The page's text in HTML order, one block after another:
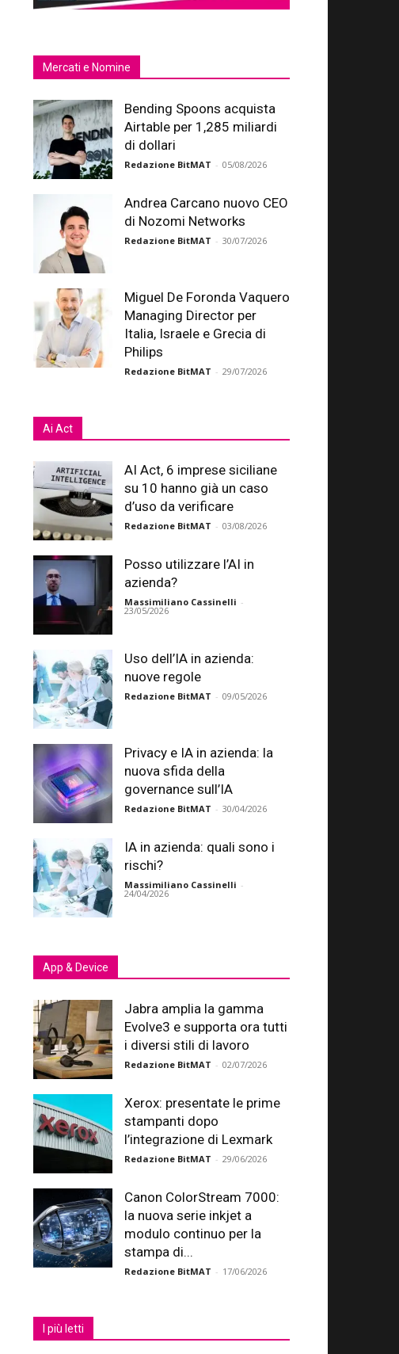
Mercati e Nomine
Bending Spoons acquista
Airtable per 1,285 miliardi
di dollari
Redazione BitMAT - 05/08/2026
Andrea Carcano nuovo CEO
di Nozomi Networks
Redazione BitMAT - 30/07/2026
Miguel De Foronda Vaquero
Managing Director per
Italia, Israele e Grecia di
Philips
Redazione BitMAT - 29/07/2026
Ai Act
AI Act, 6 imprese siciliane
su 10 hanno già un caso
d’uso da verificare
Redazione BitMAT - 03/08/2026
Posso utilizzare l’AI in
azienda?
Massimiliano Cassinelli -
23/05/2026
Uso dell’IA in azienda:
nuove regole
Redazione BitMAT - 09/05/2026
Privacy e IA in azienda: la
nuova sfida della
governance sull’IA
Redazione BitMAT - 30/04/2026
IA in azienda: quali sono i
rischi?
Massimiliano Cassinelli -
24/04/2026
App & Device
Jabra amplia la gamma
Evolve3 e supporta ora tutti
i diversi stili di lavoro
Redazione BitMAT - 02/07/2026
Xerox: presentate le prime
stampanti dopo
l’integrazione di Lexmark
Redazione BitMAT - 29/06/2026
Canon ColorStream 7000:
la nuova serie inkjet a
modulo continuo per la
stampa di...
Redazione BitMAT - 17/06/2026
I più letti